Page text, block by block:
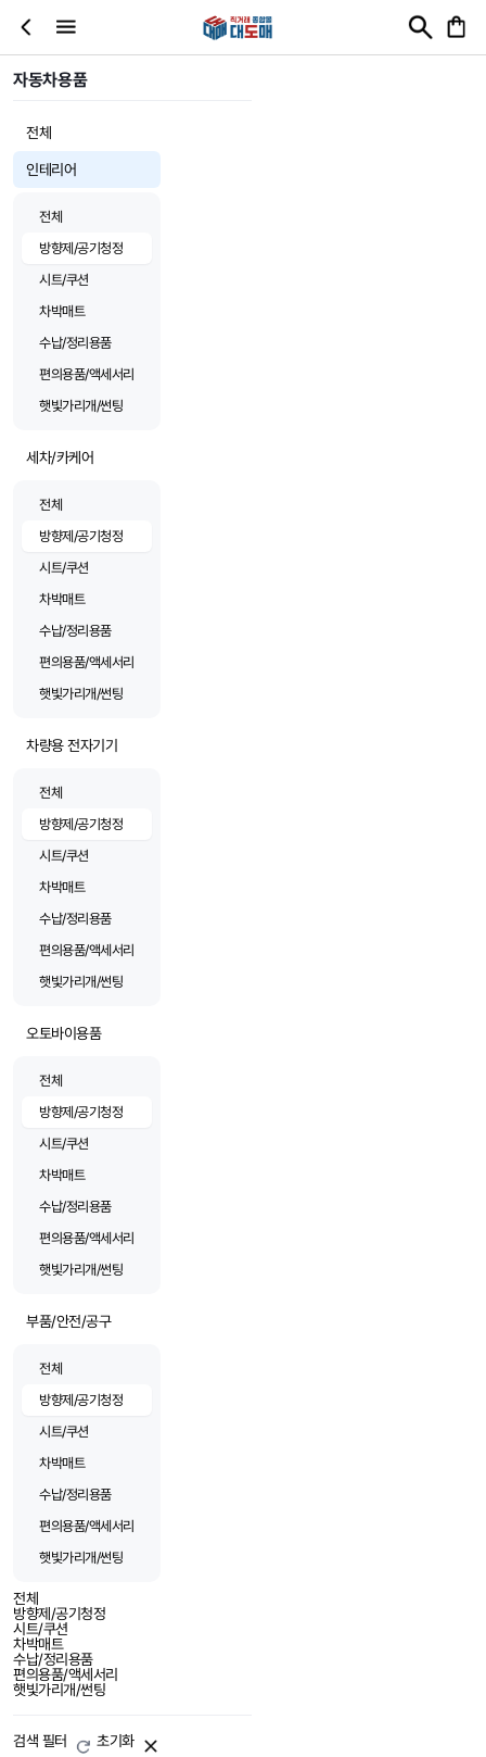
자동차용품
전체
인테리어
전체
방향제/공기청정
시트/쿠션
차박매트
수납/정리용품
편의용품/액세서리
햇빛가리개/썬팅
세차/카케어
전체
방향제/공기청정
시트/쿠션
차박매트
수납/정리용품
편의용품/액세서리
햇빛가리개/썬팅
차량용 전자기기
전체
방향제/공기청정
시트/쿠션
차박매트
수납/정리용품
편의용품/액세서리
햇빛가리개/썬팅
오토바이용품
전체
방향제/공기청정
시트/쿠션
차박매트
수납/정리용품
편의용품/액세서리
햇빛가리개/썬팅
부품/안전/공구
전체
방향제/공기청정
시트/쿠션
차박매트
수납/정리용품
편의용품/액세서리
햇빛가리개/썬팅
전체
방향제/공기청정
시트/쿠션
차박매트
수납/정리용품
편의용품/액세서리
햇빛가리개/썬팅
검색 필터
초기화